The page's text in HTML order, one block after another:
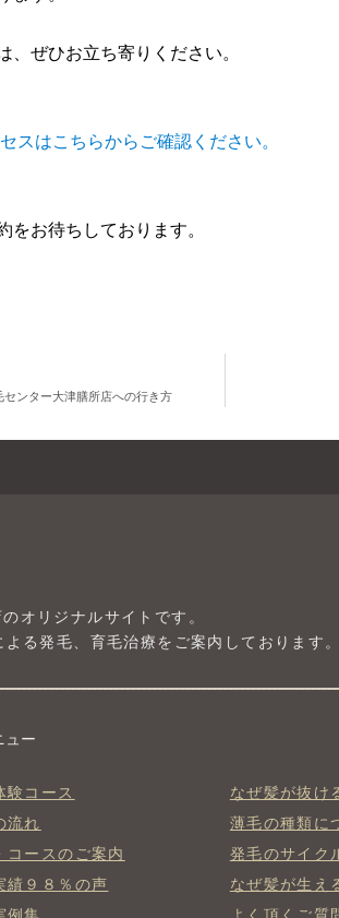
、ぜひお立ち寄りください。
はこちらからご確認ください。
をお待ちしております。
ンター大津膳所店への行き方
オリジナルサイトです。
る発毛、育毛治療をご案内しております。
験コース
流れ
コースのご案内
績９８％の声
なぜ髪が抜け
薄毛の種類に
発毛のサイク
なぜ髪が生え